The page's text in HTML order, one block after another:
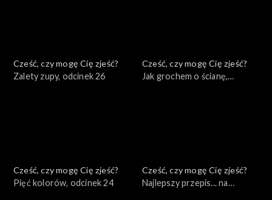
Cześć, czy mogę Cię zjeść?
Zalety zupy, odcinek 26
Cześć, czy mogę Cię zjeść?
Jak grochem o ścianę,
Cześć, czy mogę Cię zjeść?
Pięć kolorów, odcinek 24
Cześć, czy mogę Cię zjeść?
Najlepszy przepis... na